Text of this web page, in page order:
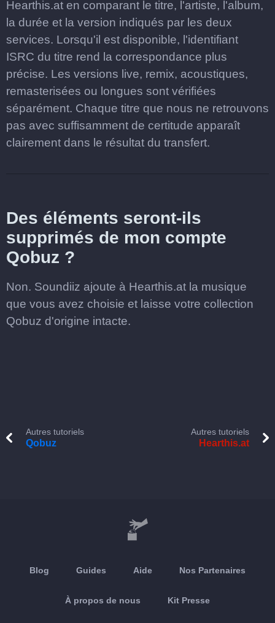
Hearthis.at en comparant le titre, l'artiste, l'album,
la durée et la version indiqués par les deux
services. Lorsqu'il est disponible, l'identifiant
ISRC du titre rend la correspondance plus
précise. Les versions live, remix, acoustiques,
remasterisées ou longues sont vérifiées
séparément. Chaque titre que nous ne retrouvons
pas avec suffisamment de certitude apparaît
clairement dans le résultat du transfert.
Des éléments seront-ils
supprimés de mon compte
Qobuz ?
Non. Soundiiz ajoute à Hearthis.at la musique
que vous avez choisie et laisse votre collection
Qobuz d'origine intacte.
Autres tutoriels
Qobuz
Autres tutoriels
Hearthis.at
Blog Guides Aide Nos Partenaires
À propos de nous Kit Presse